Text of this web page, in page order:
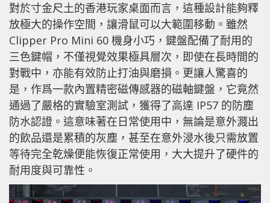
對於寸金尺土的香港玩家桌面而言，這種設計能夠釋
放極大的操作空間，讓滑鼠可以大範圍移動。雖然
Clipper Pro Mini 60 機身小巧，鍵盤配備了耐用的
三色鍵帽，不僅視覺效果極具層次，即使在長時間的
對戰中，亦能有效防止打油與磨損。更讓人驚喜的
是，作爲一款內置精密磁傳感器的磁軸鍵盤，它竟然
通過了嚴格的實驗室測試，獲得了高達 IP57 的防塵
防水認證。這意味著在日常使用中，無論是意外濺出
的飲品還是累積的灰塵，甚至在意外浸水後只需放置
等待完全乾燥便能恢復正常使用，大大提升了硬件的
耐用度與可靠性。